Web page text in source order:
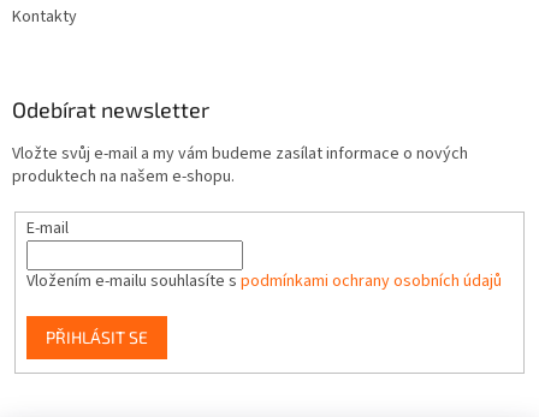
Kontakty
Odebírat newsletter
Vložte svůj e-mail a my vám budeme zasílat informace o nových
produktech na našem e-shopu.
E-mail
Vložením e-mailu souhlasíte s podmínkami ochrany osobních údajů
PŘIHLÁSIT SE